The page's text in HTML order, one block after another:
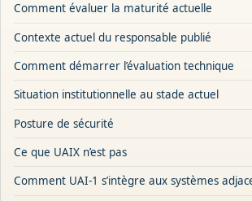
Comment évaluer la maturité actuelle
Contexte actuel du responsable publié
Comment démarrer l’évaluation technique
Situation institutionnelle au stade actuel
Posture de sécurité
Ce que UAIX n’est pas
Comment UAI-1 s’intègre aux systèmes